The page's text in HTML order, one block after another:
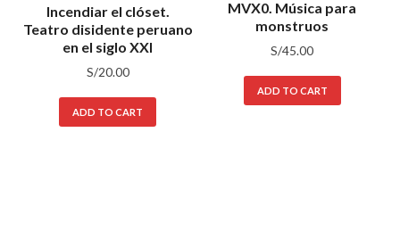
Incendiar el clóset.
Teatro disidente peruano
en el siglo XXI
S/20.00
ADD TO CART
MVX0. Música para
monstruos
S/45.00
ADD TO CART